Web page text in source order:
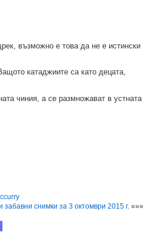
възможно е това да не е истински
катаджиите са като децата,
чиния, а се размножават в устната
снимки за 3 октомври 2015 г. »»»